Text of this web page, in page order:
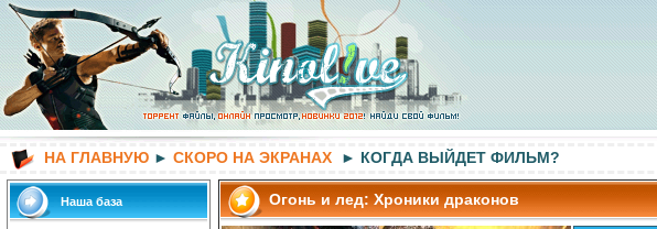
НА ГЛАВНУЮ ► СКОРО НА ЭКРАНАХ ► КОГДА ВЫЙДЕТ ФИЛЬМ?
Наша база Огонь и лед: Хроники драконов